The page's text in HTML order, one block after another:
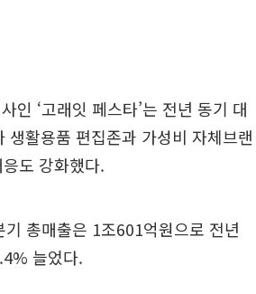
인 ‘고래잇 페스타’는 전년 동기 대
활용품 편집존과 가성비 자체브랜
도 강화했다.
총매출은 1조601억원으로 전년
늘었다.